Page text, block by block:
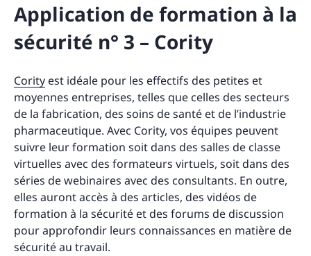
Application de formation à la
sécurité n° 3 – Cority
Cority est idéale pour les effectifs des petites et
moyennes entreprises, telles que celles des secteurs
de la fabrication, des soins de santé et de l’industrie
pharmaceutique. Avec Cority, vos équipes peuvent
suivre leur formation soit dans des salles de classe
virtuelles avec des formateurs virtuels, soit dans des
séries de webinaires avec des consultants. En outre,
elles auront accès à des articles, des vidéos de
formation à la sécurité et des forums de discussion
pour approfondir leurs connaissances en matière de
sécurité au travail.